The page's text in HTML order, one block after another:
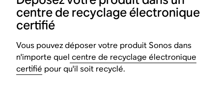
centre de recyclage électronique
certifié
Vous pouvez déposer votre produit Sonos dans
n'importe quel centre de recyclage électronique
certifié pour qu'il soit recyclé.